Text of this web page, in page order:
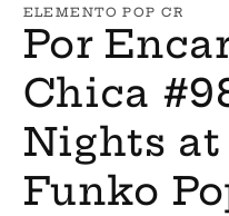
multimedia
1
en
una
ventana
modal
ELEMENTO POP CR
Por
Chica
Nights at
Funko